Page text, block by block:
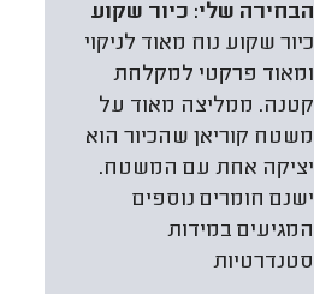
הבחירה שלי: כיור שקוע
כיור שקוע נוח מאוד לניקוי
ומאוד פרקטי למקלחת
קטנה. ממליצה מאוד על
משטח קוריאן שהכיור הוא
יציקה אחת עם המשטח.
ישנם חומרים נוספים
המגיעים במידות
סטנדרטיות